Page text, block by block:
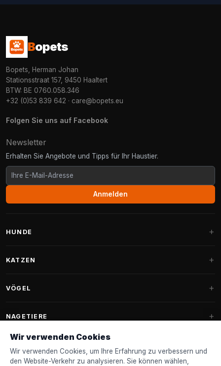
Bopets
Bopets, Herman Johan
Stationsstraat 157, 9450 Haaltert
BTW: BE 0760.058.346
+32 (0)53 839 642 · care@bopets.eu
Folgen Sie uns auf Facebook
Newsletter
Erhalten Sie Angebote und Tipps für Ihr Haustier.
Anmelden
HUNDE
Fantail Hundebetten
KATZEN
Kratzbäume
Kratzbäume für Maine Coon
Kratzbaum-Ersatzteile
Kratztonnen
VÖGEL
Futterhäuschen
NAGETIERE
Kaninchenfutter
Nagerfutter
FANTAIL
Wir verwenden Cookies
Wir verwenden Cookies, um Ihre Erfahrung zu verbessern und
den Website-Verkehr zu analysieren. Sie können wählen,